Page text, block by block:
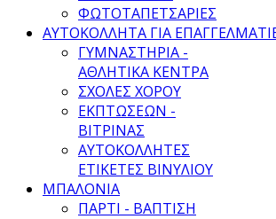
ΦΩΤΟΤΑΠΕΤΣΑΡΙΕΣ
ΑΥΤΟΚΟΛΛΗΤΑ ΓΙΑ
ΓΥΜΝΑΣΤΗΡΙΑ -
ΑΘΛΗΤΙΚΑ ΚΕΝΤΡΑ
ΣΧΟΛΕΣ ΧΟΡΟΥ
ΕΚΠΤΩΣΕΩΝ -
ΒΙΤΡΙΝΑΣ
ΑΥΤΟΚΟΛΛΗΤΕΣ
ΕΤΙΚΕΤΕΣ ΒΙΝΥΛΙΟΥ
ΜΠΑΛΟΝΙΑ
ΠΑΡΤΙ - ΒΑΠΤΙΣΗ